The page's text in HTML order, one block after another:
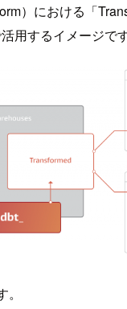
）における「
用するイメージです